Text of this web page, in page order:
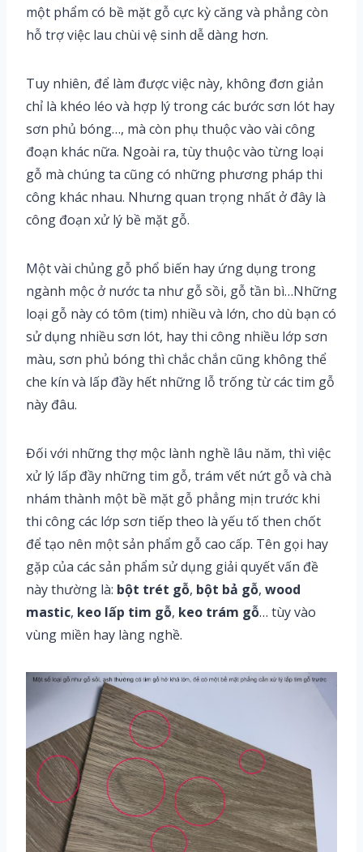
một phẩm có bề mặt gỗ cực kỳ căng và phẳng còn
hỗ trợ việc lau chùi vệ sinh dễ dàng hơn.
Tuy nhiên, để làm được việc này, không đơn giản
chỉ là khéo léo và hợp lý trong các bước sơn lót hay
sơn phủ bóng…, mà còn phụ thuộc vào vài công
đoạn khác nữa. Ngoài ra, tùy thuộc vào từng loại
gỗ mà chúng ta cũng có những phương pháp thi
công khác nhau. Nhưng quan trọng nhất ở đây là
công đoạn xử lý bề mặt gỗ.
Một vài chủng gỗ phổ biến hay ứng dụng trong
ngành mộc ở nước ta như gỗ sồi, gỗ tần bì…Những
loại gỗ này có tôm (tim) nhiều và lớn, cho dù bạn có
sử dụng nhiều sơn lót, hay thi công nhiều lớp sơn
màu, sơn phủ bóng thì chắc chắn cũng không thể
che kín và lấp đầy hết những lỗ trống từ các tim gỗ
này đâu.
Đối với những thợ mộc lành nghề lâu năm, thì việc
xử lý lấp đầy những tim gỗ, trám vết nứt gỗ và chà
nhám thành một bề mặt gỗ phẳng mịn trước khi
thi công các lớp sơn tiếp theo là yếu tố then chốt
để tạo nên một sản phẩm gỗ cao cấp. Tên gọi hay
gặp của các sản phẩm sử dụng giải quyết vấn đề
này thường là: bột trét gỗ, bột bả gỗ, wood
mastic, keo lấp tim gỗ, keo trám gỗ… tùy vào
vùng miền hay làng nghề.